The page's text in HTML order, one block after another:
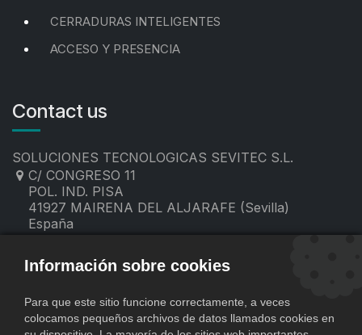
CERRADURAS INTELIGENTES
ACCESO Y PRESENCIA
Contact us
SOLUCIONES TECNOLOGICAS SEVITEC S.L.
C/ CONGRESO 11
POL. IND. PISA
41927 MAIRENA DEL ALJARAFE (Sevilla)
España
contacto@sevitec.es
Información sobre cookies
Para que este sitio funcione correctamente, a veces
colocamos pequeños archivos de datos llamados cookies en